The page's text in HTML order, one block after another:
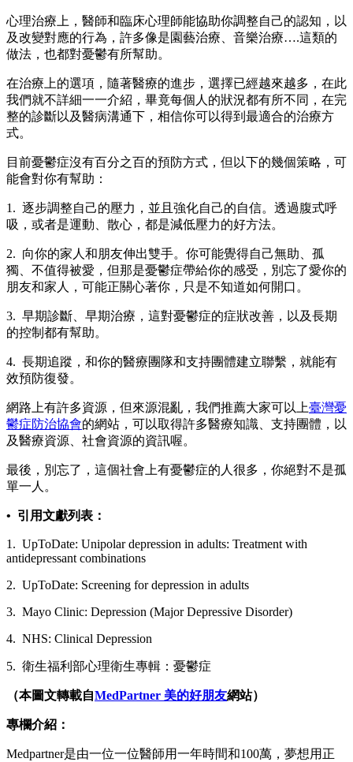
心理治療上，醫師和臨床心理師能協助你調整自己的認知，以
及改變對應的行為，許多像是園藝治療、音樂治療….這類的
做法，也都對憂鬱有所幫助。
在治療上的選項，隨著醫療的進步，選擇已經越來越多，在此
我們就不詳細一一介紹，畢竟每個人的狀況都有所不同，在完
整的診斷以及醫病溝通下，相信你可以得到最適合的治療方
式。
目前憂鬱症沒有百分之百的預防方式，但以下的幾個策略，可
能會對你有幫助：
1. 逐步調整自己的壓力，並且強化自己的自信。透過腹式呼
吸，或者是運動、散心，都是減低壓力的好方法。
2. 向你的家人和朋友伸出雙手。你可能覺得自己無助、孤
獨、不值得被愛，但那是憂鬱症帶給你的感受，別忘了愛你的
朋友和家人，可能正關心著你，只是不知道如何開口。
3. 早期診斷、早期治療，這對憂鬱症的症狀改善，以及長期
的控制都有幫助。
4. 長期追蹤，和你的醫療團隊和支持團體建立聯繫，就能有
效預防復發。
網路上有許多資源，但來源混亂，我們推薦大家可以上臺灣憂
鬱症防治協會的網站，可以取得許多醫療知識、支持團體，以
及醫療資源、社會資源的資訊喔。
最後，別忘了，這個社會上有憂鬱症的人很多，你絕對不是孤
單一人。
• 引用文獻列表：
1. UpToDate: Unipolar depression in adults: Treatment with
antidepressant combinations
2. UpToDate: Screening for depression in adults
3. Mayo Clinic: Depression (Major Depressive Disorder)
4. NHS: Clinical Depression
5. 衛生福利部心理衛生專輯：憂鬱症
（本圖文轉載自MedPartner 美的好朋友網站）
專欄介紹：
Medpartner是由一位一位醫師用一年時間和100萬，夢想用正